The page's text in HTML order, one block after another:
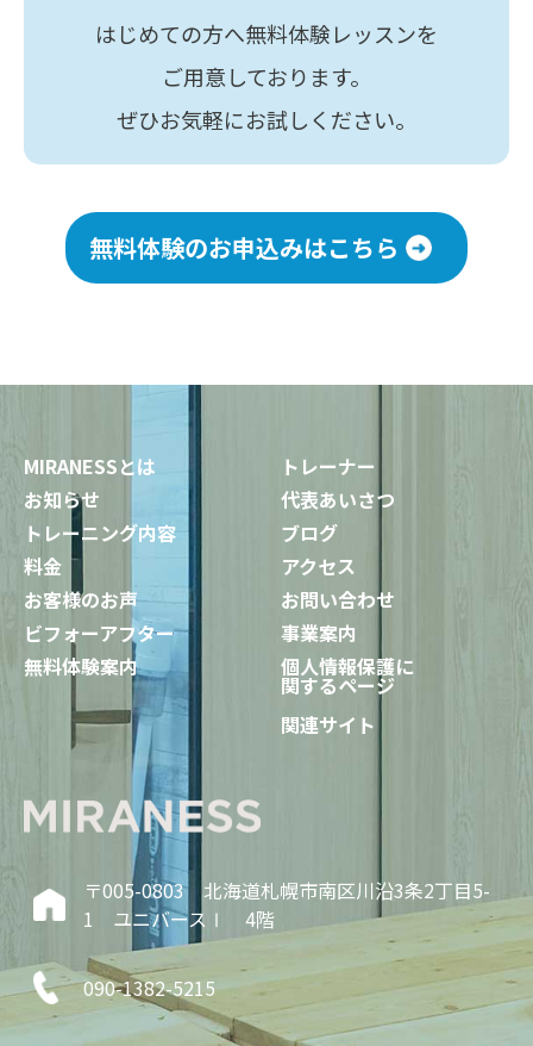
はじめての方へ無料体験レッスンを
ご用意しております。
ぜひお気軽にお試しください。
無料体験のお申込みはこちら
〒005-0803 北海道札幌市南区川沿3条2丁目5-
1 ユニバースⅠ 4階
090-1382-5215
MIRANESSとは
お知らせ
トレーニング内容
料金
お客様のお声
ビフォーアフター
無料体験案内
トレーナー
代表あいさつ
ブログ
アクセス
お問い合わせ
事業案内
個人情報保護に
関するページ
関連サイト